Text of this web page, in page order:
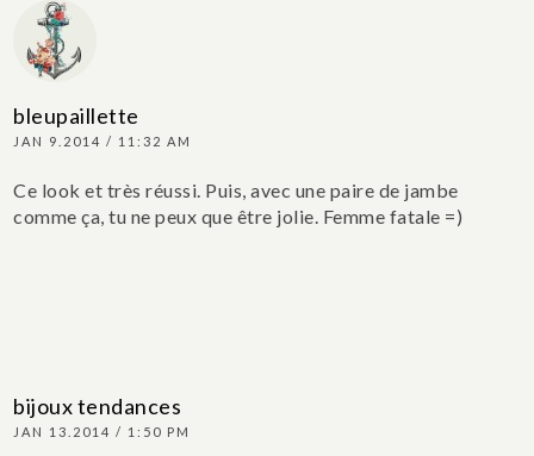
bleupaillette
JAN 9.2014 / 11:32 AM
Ce look et très réussi. Puis, avec une paire de jambe
comme ça, tu ne peux que être jolie. Femme fatale =)
bijoux tendances
JAN 13.2014 / 1:50 PM